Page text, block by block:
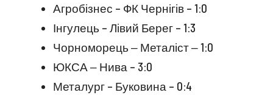
Агробізнес – ФК Чернігів – 1:0
Інгулець – Лівий Берег – 1:3
Чорноморець ‒ Металіст ‒ 1:0
ЮКСА ‒ Нива – 3:0
Металург – Буковина – 0:4